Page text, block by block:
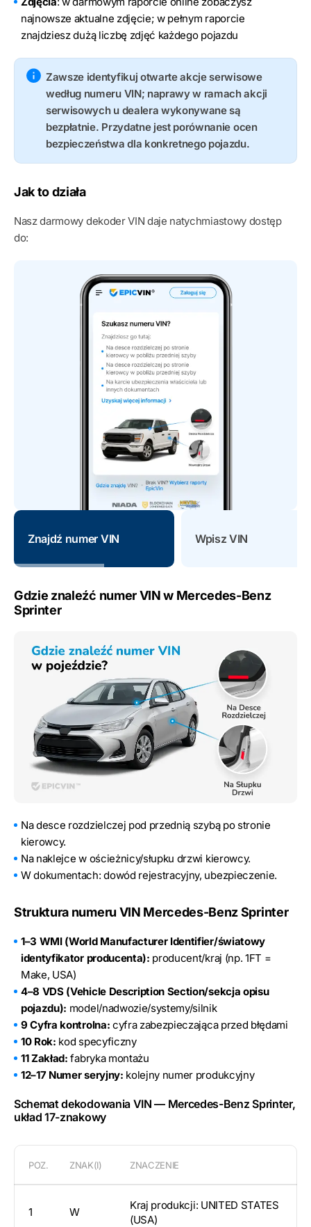
najnowsze aktualne zdjęcie; w pełnym raporcie
znajdziesz dużą liczbę zdjęć każdego pojazdu
Zawsze identyfikuj otwarte akcje serwisowe
według numeru VIN; naprawy w ramach akcji
serwisowych u dealera wykonywane są
bezpłatnie. Przydatne jest porównanie ocen
bezpieczeństwa dla konkretnego pojazdu.
Jak to działa
Nasz darmowy dekoder VIN daje natychmiastowy dostęp
do:
Znajdź numer VIN Wpisz VIN
Gdzie znaleźć numer VIN w Mercedes-Benz
Sprinter
Na desce rozdzielczej pod przednią szybą po stronie
kierowcy.
Na naklejce w ościeżnicy/słupku drzwi kierowcy.
W dokumentach: dowód rejestracyjny, ubezpieczenie.
Struktura numeru VIN Mercedes-Benz Sprinter
1–3 WMI (World Manufacturer Identifier/światowy
identyfikator producenta): producent/kraj (np. 1FT =
Make, USA)
4–8 VDS (Vehicle Description Section/sekcja opisu
pojazdu): model/nadwozie/systemy/silnik
9 Cyfra kontrolna: cyfra zabezpieczająca przed błędami
10 Rok: kod specyficzny
11 Zakład: fabryka montażu
12–17 Numer seryjny: kolejny numer produkcyjny
Schemat dekodowania VIN — Mercedes-Benz Sprinter,
układ 17-znakowy
POZ. ZNAK(I) ZNACZENIE
1 W
Kraj produkcji: UNITED STATES
(USA)